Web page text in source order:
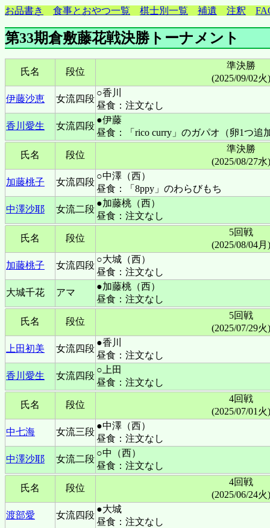
お品書き 食事とおやつ一覧 棋士別一覧 補遺 注釈
第33期倉敷藤花戦決勝トーナメント
氏名 段位
準決勝
(2025/09/02火)
伊藤沙恵
女流四段
○香川
昼食：注文なし
香川愛生
女流四段
●伊藤
昼食：「rico curry」のガパオ（卵1つ追
氏名 段位
準決勝
(2025/08/27水)
加藤桃子
女流四段
○中澤（西）
昼食：「8ppy」のわらびもち
中澤沙耶
女流二段
●加藤桃（西）
昼食：注文なし
氏名 段位
5回戦
(2025/08/04月)
加藤桃子
女流四段
○大城（西）
昼食：注文なし
大城千花
アマ
●加藤桃（西）
昼食：注文なし
氏名 段位
5回戦
(2025/07/29火)
上田初美
女流四段
●香川
昼食：注文なし
香川愛生
女流四段
○上田
昼食：注文なし
氏名 段位
4回戦
(2025/07/01火)
中七海
女流三段
●中澤（西）
昼食：注文なし
中澤沙耶
女流二段
○中（西）
昼食：注文なし
氏名 段位
4回戦
(2025/06/24火)
渡部愛
女流四段
●大城
昼食：注文なし